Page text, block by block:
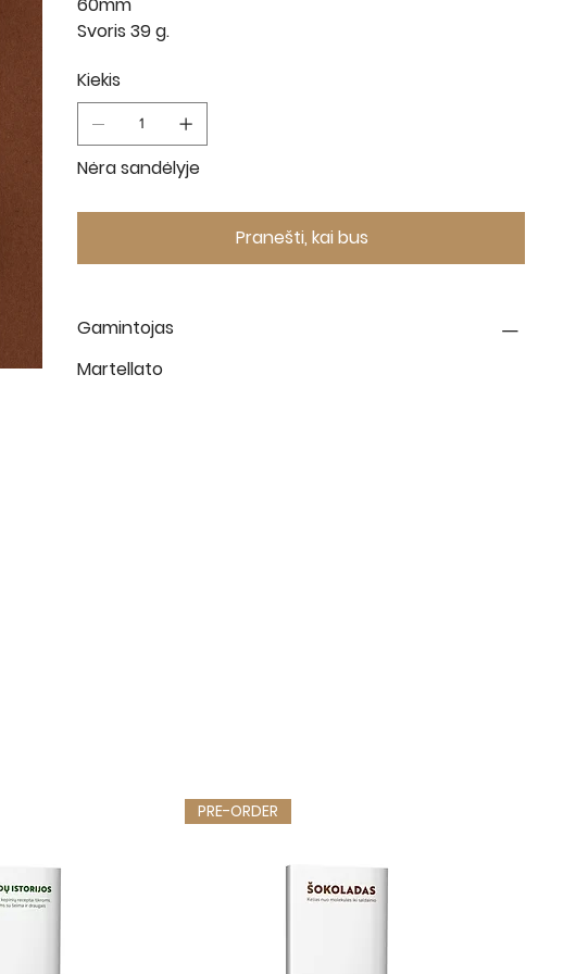
PRE-ORDER
Svoris 39 g.
Kiekis
Nėra sandėlyje
Pranešti, kai bus
Gamintojas
Martellato